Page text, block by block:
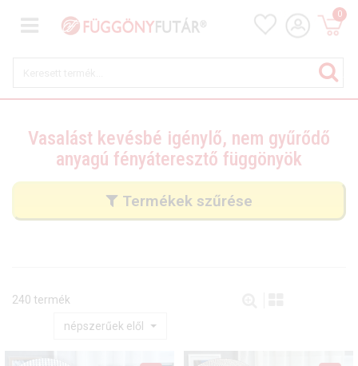
0
Vasalást kevésbé igénylő, nem gyűrődő
anyagú fényáteresztő függönyök
Termékek szűrése
240 termék
népszerűek elől